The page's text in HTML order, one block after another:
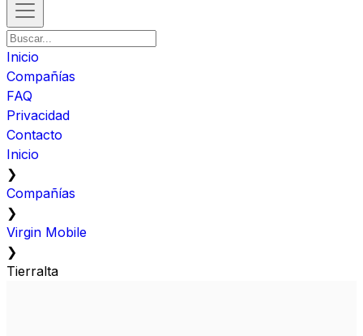
Inicio
Compañías
FAQ
Privacidad
Contacto
Inicio
❯
Compañías
❯
Virgin Mobile
❯
Tierralta